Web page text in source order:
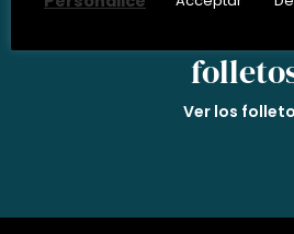
Ver los